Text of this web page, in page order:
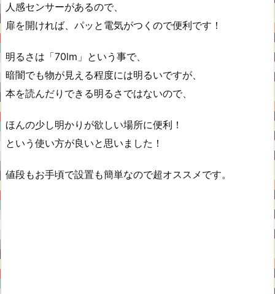
人感センサーがあるので、
扉を開ければ、パッと電気がつくので便利です！
明るさは「70lm」という事で、
暗闇でも物が見える程度には明るいですが、
本を読んだりできる明るさではないので、
ほんの少し明かりが欲しい場所に便利！
という使い方が良いと思いました！
値段もお手頃で設置も簡単なので超オススメです。